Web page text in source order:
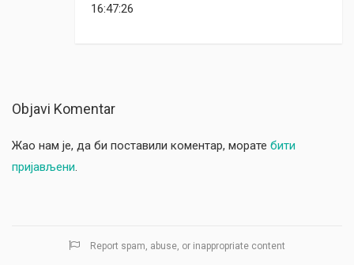
16:47:26
Objavi Komentar
Жао нам је, да би поставили коментар, морате бити
пријављени.
Report spam, abuse, or inappropriate content